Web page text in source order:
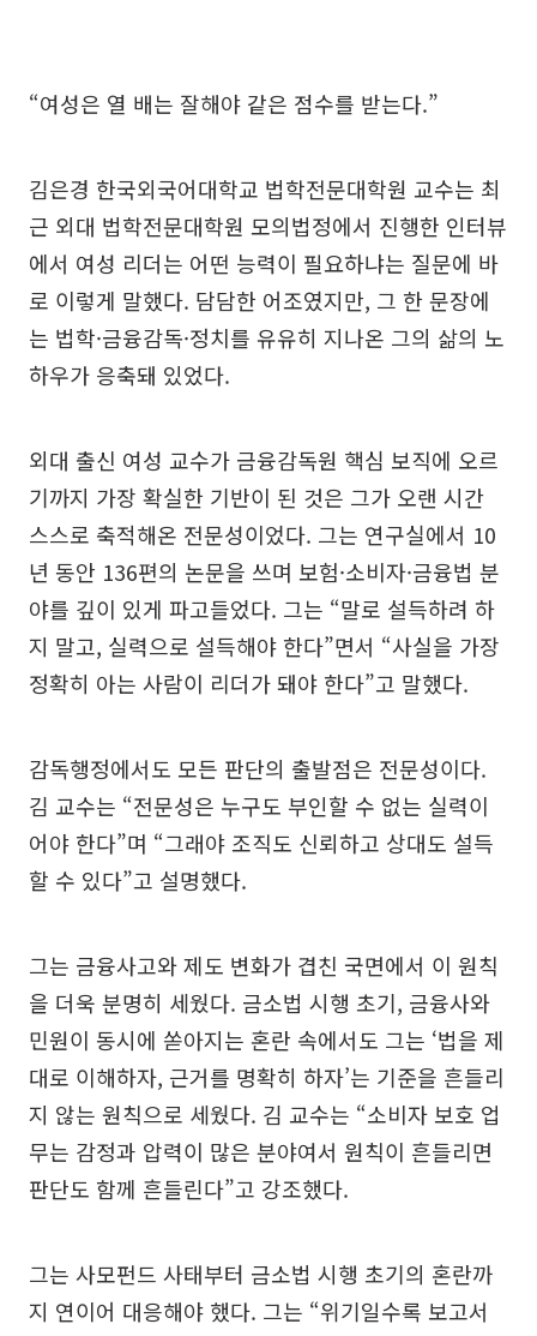
“여성은 열 배는 잘해야 같은 점수를 받는다.”
김은경 한국외국어대학교 법학전문대학원 교수는 최
근 외대 법학전문대학원 모의법정에서 진행한 인터뷰
에서 여성 리더는 어떤 능력이 필요하냐는 질문에 바
로 이렇게 말했다. 담담한 어조였지만, 그 한 문장에
는 법학·금융감독·정치를 유유히 지나온 그의 삶의 노
하우가 응축돼 있었다.
외대 출신 여성 교수가 금융감독원 핵심 보직에 오르
기까지 가장 확실한 기반이 된 것은 그가 오랜 시간
스스로 축적해온 전문성이었다. 그는 연구실에서 10
년 동안 136편의 논문을 쓰며 보험·소비자·금융법 분
야를 깊이 있게 파고들었다. 그는 “말로 설득하려 하
지 말고, 실력으로 설득해야 한다”면서 “사실을 가장
정확히 아는 사람이 리더가 돼야 한다”고 말했다.
감독행정에서도 모든 판단의 출발점은 전문성이다.
김 교수는 “전문성은 누구도 부인할 수 없는 실력이
어야 한다”며 “그래야 조직도 신뢰하고 상대도 설득
할 수 있다”고 설명했다.
그는 금융사고와 제도 변화가 겹친 국면에서 이 원칙
을 더욱 분명히 세웠다. 금소법 시행 초기, 금융사와
민원이 동시에 쏟아지는 혼란 속에서도 그는 ‘법을 제
대로 이해하자, 근거를 명확히 하자’는 기준을 흔들리
지 않는 원칙으로 세웠다. 김 교수는 “소비자 보호 업
무는 감정과 압력이 많은 분야여서 원칙이 흔들리면
판단도 함께 흔들린다”고 강조했다.
그는 사모펀드 사태부터 금소법 시행 초기의 혼란까
지 연이어 대응해야 했다. 그는 “위기일수록 보고서